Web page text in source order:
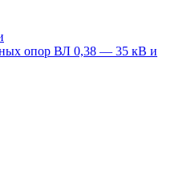
опор ВЛ 0,38 — 35 кВ и